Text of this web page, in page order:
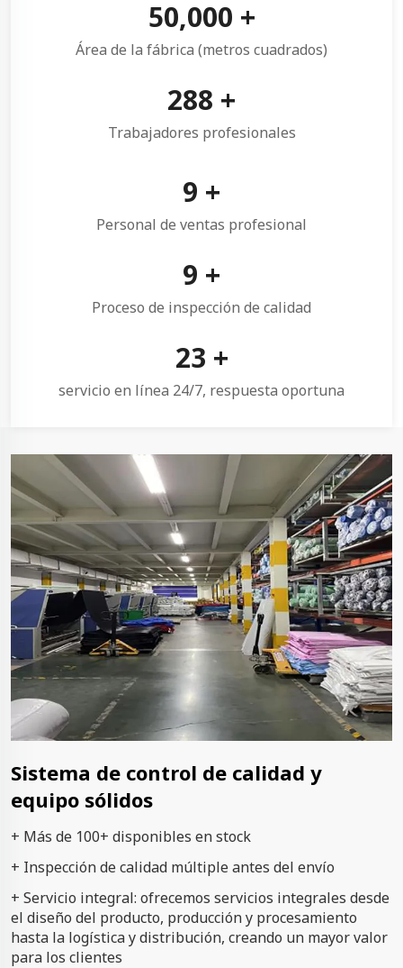
50,000 +
Área de la fábrica (metros cuadrados)
300 +
Trabajadores profesionales
10 +
Personal de ventas profesional
10 +
Proceso de inspección de calidad
24 +
servicio en línea 24/7, respuesta oportuna
Sistema de control de calidad y
equipo sólidos
+ Más de 100+ disponibles en stock
+ Inspección de calidad múltiple antes del envío
+ Servicio integral: ofrecemos servicios integrales desde
el diseño del producto, producción y procesamiento
hasta la logística y distribución, creando un mayor valor
para los clientes